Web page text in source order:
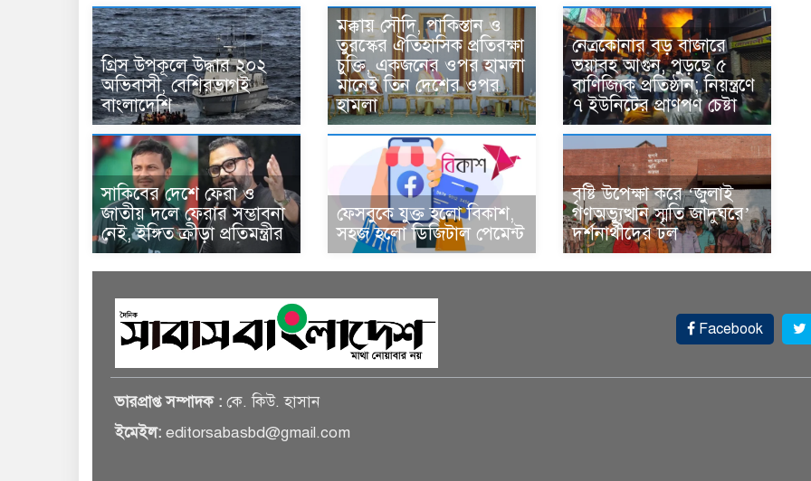
গ্রিস উপকূলে উদ্ধার ২০২
অভিবাসী, বেশিরভাগই
বাংলাদেশি
মক্কায় সৌদি, পাকিস্তান ও
তুরস্কের ঐতিহাসিক প্রতিরক্ষা
চুক্তি, একজনের ওপর হামলা
মানেই তিন দেশের ওপর
হামলা
নেত্রকোনার বড় বাজারে
ভয়াবহ আগুন, পুড়ছে ৫
বাণিজ্যিক প্রতিষ্ঠান; নিয়ন্ত্রণে
৭ ইউনিটের প্রাণপণ চেষ্টা
সাকিবের দেশে ফেরা ও
জাতীয় দলে ফেরার সম্ভাবনা
নেই, ইঙ্গিত ক্রীড়া প্রতিমন্ত্রীর
ফেসবুকে যুক্ত হলো বিকাশ,
সহজ হলো ডিজিটাল পেমেন্ট
বৃষ্টি উপেক্ষা করে ‘জুলাই
গণঅভ্যুত্থান স্মৃতি জাদুঘরে’
দর্শনার্থীদের ঢল
Facebook
ভারপ্রাপ্ত সম্পাদক : কে. কিউ. হাসান
ইমেইল: editorsabasbd@gmail.com